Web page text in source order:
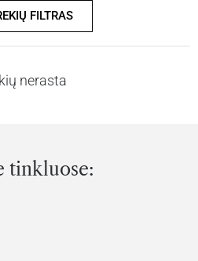
FILTRAS
nerasta
tinkluose: